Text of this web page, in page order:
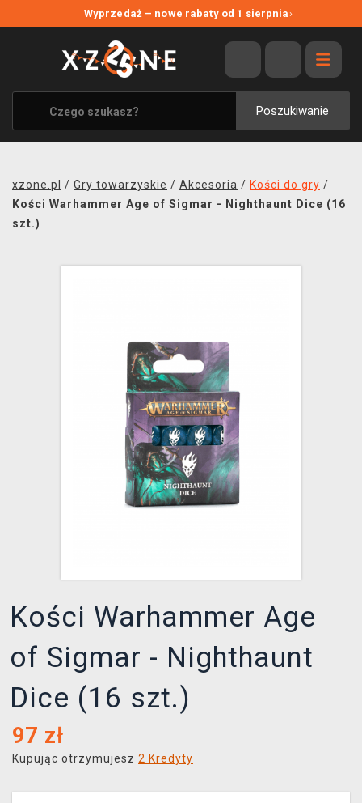
Wyprzedaż – nowe rabaty od 1 sierpnia›
Poszukiwanie
WYPRZEDAŻ
WSZYSTKIE MARKI
XZONE ORIGINALS
UBRANIA I AKCESORIA
SOUNDTRACKI
xzone.pl / Gry towarzyskie / Akcesoria / Kości do gry /
Kości Warhammer Age of Sigmar - Nighthaunt Dice (16
szt.)
Kości Warhammer Age
of Sigmar - Nighthaunt
Dice (16 szt.)
97 zł
Kupując otrzymujesz 2 Kredyty